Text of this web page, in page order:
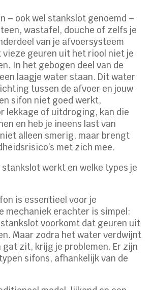
– ook wel stankslot genoemd –
wastafel, douche of zelfs je
van je afvoersysteem
geuren uit het riool niet je
In het gebogen deel van de
laagje water staan. Dit water
tussen de afvoer en jouw
sifon niet goed werkt,
lekkage of uitdroging, kan die
en heb je ineens last van
alleen smerig, maar brengt
met zich mee.
werkt en welke types je
is essentieel voor je
mechaniek erachter is simpel:
voorkomt dat geuren uit
Maar zodra het water verdwijnt
gat zit, krijg je problemen. Er zijn
sifons, afhankelijk van de